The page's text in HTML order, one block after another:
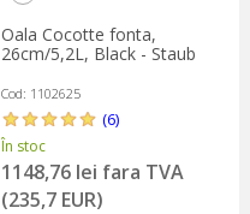
Oala Cocotte fonta,
26cm/5,2L, Black - Staub
Cod: 1102625
(6)
În stoc
1148,76 lei fara TVA
(235,7 EUR)